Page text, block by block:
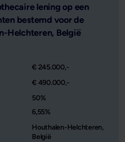
lening op een
bestemd voor de
Helchteren, België
€ 245.000,-
€ 490.000,-
afgezet tegen de waarde van
50%
6,55%
Houthalen-Helchteren,
België